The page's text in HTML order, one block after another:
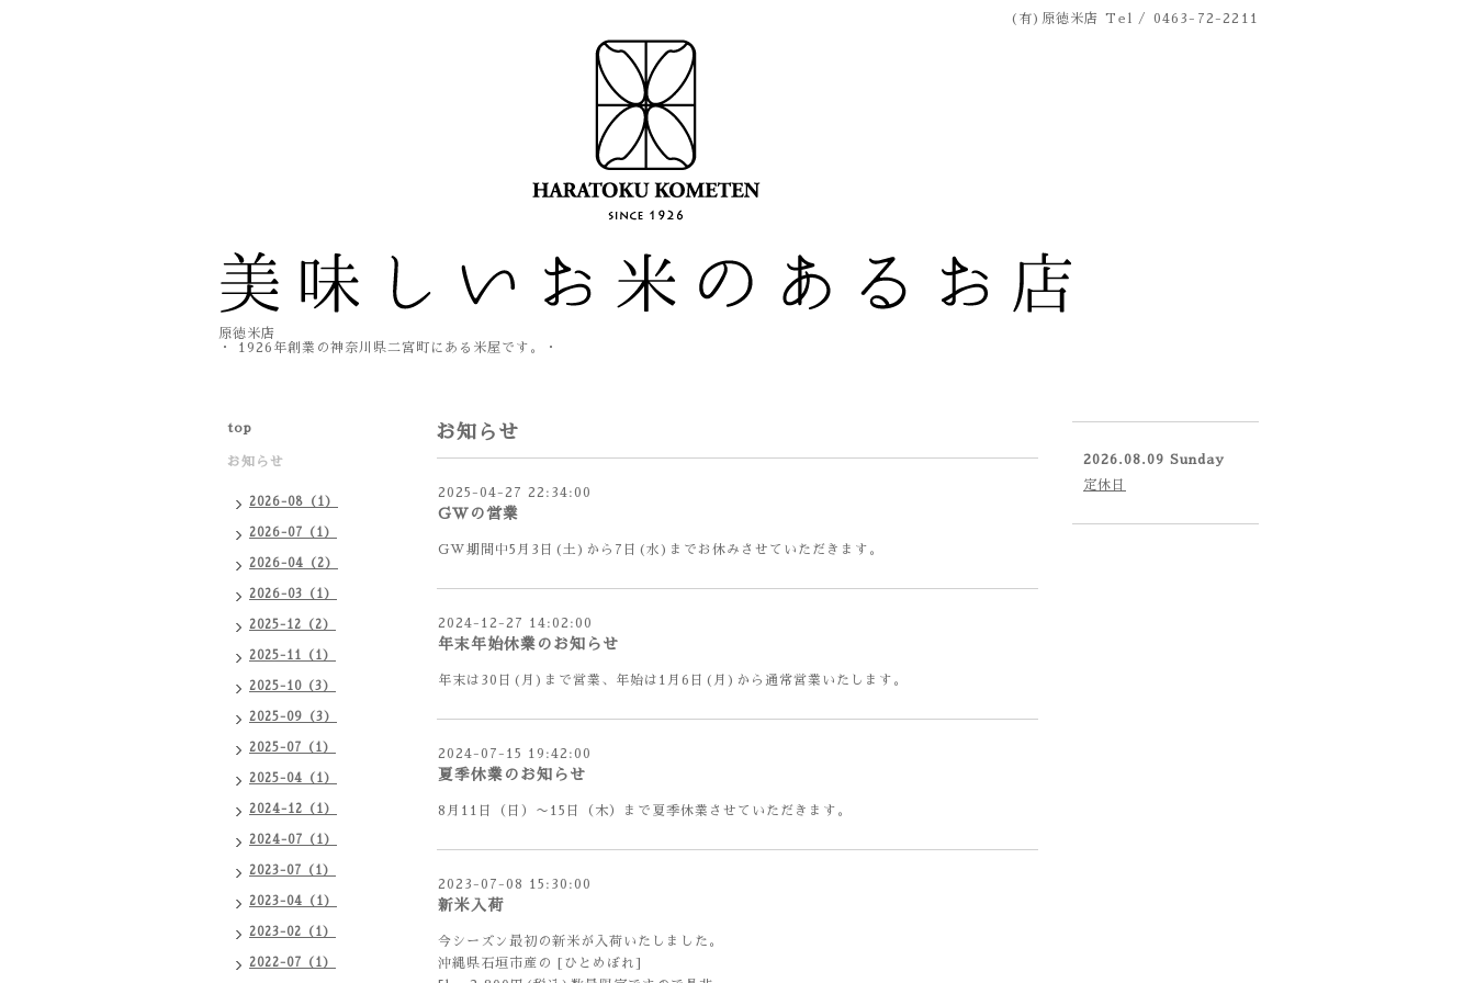
(有)原徳米店 Tel / 0463-72-2211
原徳米店
・ 1926年創業の神奈川県二宮町にある米屋です。・
お知らせ
2025-04-27 22:34:00
GWの営業
GW期間中5月3日(土)から7日(水)までお休みさせていただきます。
2024-12-27 14:02:00
年末年始休業のお知らせ
年末は30日(月)まで営業、年始は1月6日(月)から通常営業いたします。
2024-07-15 19:42:00
夏季休業のお知らせ
8月11日（日）〜15日（木）まで夏季休業させていただきます。
2023-07-08 15:30:00
新米入荷
今シーズン最初の新米が入荷いたしました。
沖縄県石垣市産の [ひとめぼれ]
top
お知らせ
2026-08（1）
2026-07（1）
2026-04（2）
2026-03（1）
2025-12（2）
2025-11（1）
2025-10（3）
2025-09（3）
2025-07（1）
2025-04（1）
2024-12（1）
2024-07（1）
2023-07（1）
2023-04（1）
2023-02（1）
2022-07（1）
2026.08.09 Sunday
定休日